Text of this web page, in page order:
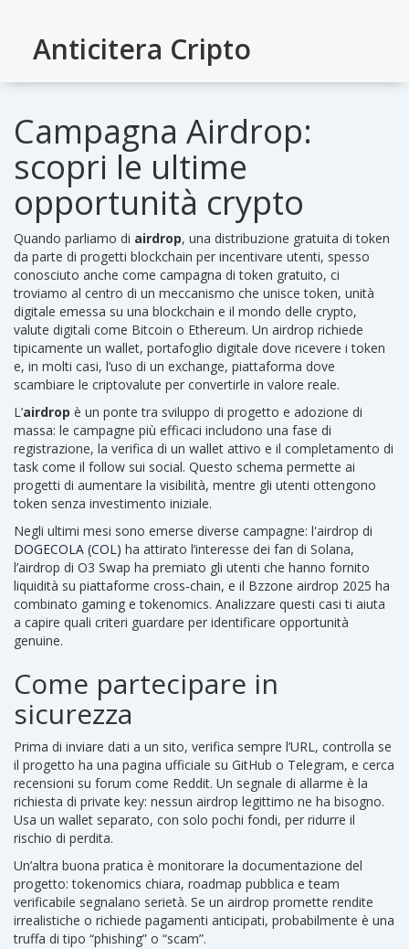
Anticitera Cripto
Campagna Airdrop:
scopri le ultime
opportunità crypto
Quando parliamo di airdrop, una distribuzione gratuita di token
da parte di progetti blockchain per incentivare utenti, spesso
conosciuto anche come campagna di token gratuito, ci
troviamo al centro di un meccanismo che uniscetoken, unità
digitale emessa su una blockchain e il mondo delle crypto,
valute digitali come Bitcoin o Ethereum. Un airdrop richiede
tipicamente un wallet, portafoglio digitale dove ricevere i token
e, in molti casi, l’uso di un exchange, piattaforma dove
scambiare le criptovalute per convertirle in valore reale.
L’airdrop è un ponte tra sviluppo di progetto e adozione di
massa: le campagne più efficaci includono una fase di
registrazione, la verifica di un wallet attivo e il completamento di
task come il follow sui social. Questo schema permette ai
progetti di aumentare la visibilità, mentre gli utenti ottengono
token senza investimento iniziale.
Negli ultimi mesi sono emerse diverse campagne: l'airdrop di
DOGECOLA (COL) ha attirato l’interesse dei fan di Solana,
l’airdrop di O3 Swap ha premiato gli utenti che hanno fornito
liquidità su piattaforme cross‑chain, e il Bzzone airdrop 2025 ha
combinato gaming e tokenomics. Analizzare questi casi ti aiuta
a capire quali criteri guardare per identificare opportunità
genuine.
Come partecipare in
sicurezza
Prima di inviare dati a un sito, verifica sempre l’URL, controlla se
il progetto ha una pagina ufficiale su GitHub o Telegram, e cerca
recensioni su forum come Reddit. Un segnale di allarme è la
richiesta di private key: nessun airdrop legittimo ne ha bisogno.
Usa un wallet separato, con solo pochi fondi, per ridurre il
rischio di perdita.
Un’altra buona pratica è monitorare la documentazione del
progetto: tokenomics chiara, roadmap pubblica e team
verificabile segnalano serietà. Se un airdrop promette rendite
irrealistiche o richiede pagamenti anticipati, probabilmente è una
truffa di tipo “phishing” o “scam”.